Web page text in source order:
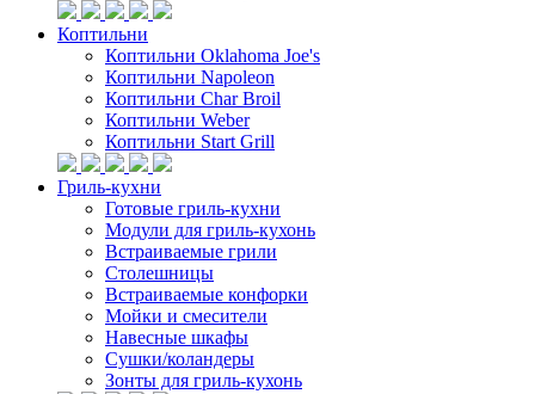
Коптильни
Коптильни Oklahoma Joe's
Коптильни Napoleon
Коптильни Char Broil
Коптильни Weber
Коптильни Start Grill
Гриль-кухни
Готовые гриль-кухни
Модули для гриль-кухонь
Встраиваемые грили
Столешницы
Встраиваемые конфорки
Мойки и смесители
Навесные шкафы
Сушки/коландеры
Зонты для гриль-кухонь